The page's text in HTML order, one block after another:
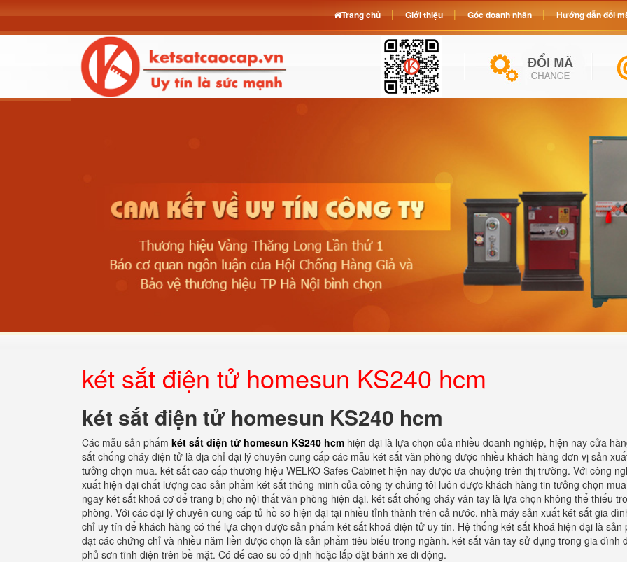
két sắt điện tử homesun KS240 hcm
két sắt điện tử homesun KS240 hcm
Các mẫu sản phẩm két sắt điện tử homesun KS240 hcm hiện đại là lựa chọn của nhiều doanh nghiệp, hiện nay cửa
sắt chống cháy điện tử là địa chỉ đại lý chuyên cung cấp các mẫu két sắt văn phòng được nhiều khách hàng đơn vị sản
tưởng chọn mua. két sắt cao cấp thương hiệu WELKO Safes Cabinet hiện nay được ưa chuộng trên thị trường. Với công
xuất hiện đại chất lượng cao sản phẩm két sắt thông minh của công ty chúng tôi luôn được khách hàng tin tưởng chọn
ngay két sắt khoá cơ để trang bị cho nội thất văn phòng hiện đại. két sắt chống cháy vân tay là lựa chọn không thể thiếu
phòng. Với các đại lý chuyên cung cấp tủ hồ sơ hiện đại tại nhiều tỉnh thành trên cả nước. nhà máy sản xuất két sắt gia
chỉ uy tín để khách hàng có thể lựa chọn được sản phẩm két sắt khoá điện tử uy tín. Hệ thống két sắt khoá hiện đại là sản
đạt các chứng chỉ và nhiều năm liền được chọn là sản phẩm tiêu biểu trong ngành. két sắt vân tay sử dụng trong gia đình
phủ sơn tĩnh điện trên bề mặt. Có đế cao su cố định hoặc lắp đặt bánh xe di động.
Trang chủ Giới thiệu Góc doanh nhân Hướng dẫn đổi